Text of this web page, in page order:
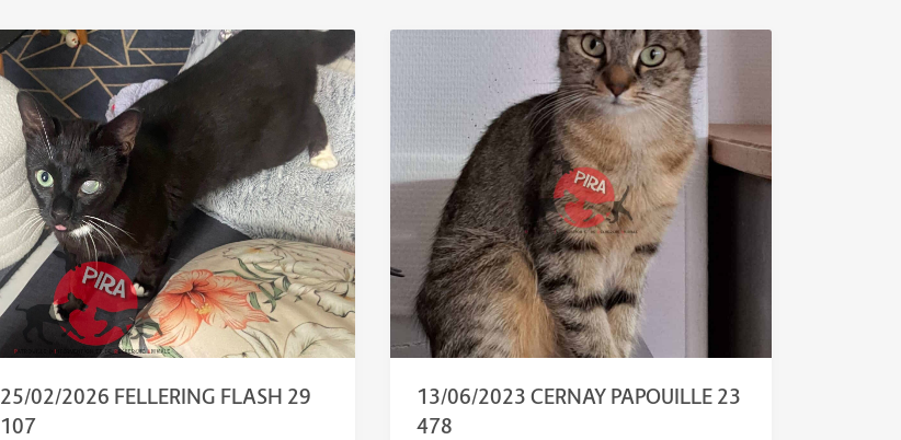
25/02/2026 FELLERING FLASH 29
107
13/06/2023 CERNAY PAPOUILLE 23
478